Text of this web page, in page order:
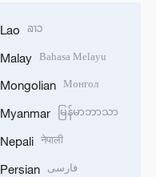
Lao ລາວ
Malay Bahasa Melayu
Mongolian Монгол
Myanmar မြန်မာဘာသာ
Nepali नेपाली
Persian فارسی